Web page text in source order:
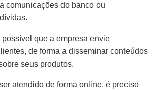
comunicações do banco ou
possível que a empresa envie
de forma a disseminar conteúdos
seus produtos.
atendido de forma online, é preciso